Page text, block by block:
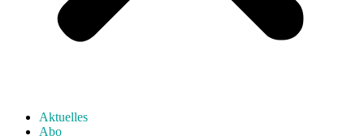
Aktuelles
Abo